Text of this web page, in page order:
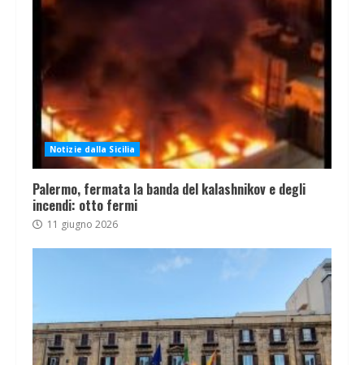
Notizie dalla Sicilia
Palermo, fermata la banda del kalashnikov e degli
incendi: otto fermi
11 giugno 2026